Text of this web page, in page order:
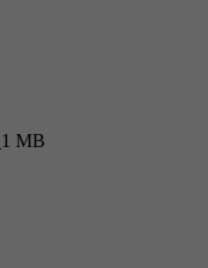
1 MB